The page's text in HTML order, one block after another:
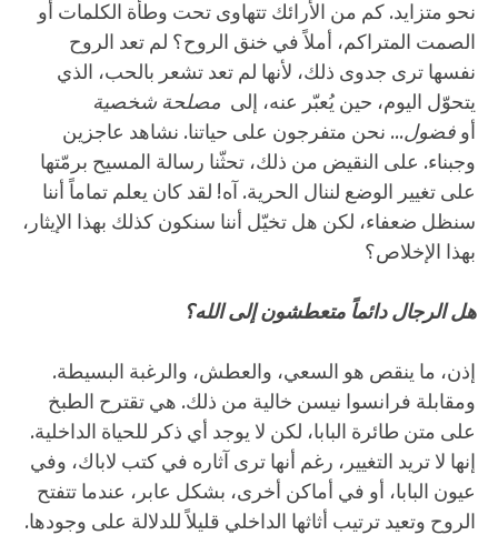
نحو متزايد. كم من الأرائك تتهاوى تحت وطأة الكلمات أو
الصمت المتراكم، أملاً في خنق الروح؟ لم تعد الروح
نفسها ترى جدوى ذلك، لأنها لم تعد تشعر بالحب، الذي
يتحوّل اليوم، حين يُعبّر عنه، إلى مصلحة شخصية
أو فضول... نحن متفرجون على حياتنا. نشاهد عاجزين
وجبناء. على النقيض من ذلك، تحثّنا رسالة المسيح برمّتها
على تغيير الوضع لننال الحرية. آه! لقد كان يعلم تماماً أننا
سنظل ضعفاء، لكن هل تخيّل أننا سنكون كذلك بهذا الإيثار،
بهذا الإخلاص؟
هل الرجال دائماً متعطشون إلى الله؟
إذن، ما ينقص هو السعي، والعطش، والرغبة البسيطة.
ومقابلة فرانسوا نيسن خالية من ذلك. هي تقترح الطبخ
على متن طائرة البابا، لكن لا يوجد أي ذكر للحياة الداخلية.
إنها لا تريد التغيير، رغم أنها ترى آثاره في كتب لاباك، وفي
عيون البابا، أو في أماكن أخرى، بشكل عابر، عندما تتفتح
الروح وتعيد ترتيب أثاثها الداخلي قليلاً للدلالة على وجودها.